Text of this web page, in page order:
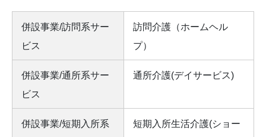
併設事業/訪問系サー
ビス
訪問介護（ホームヘル
プ）
併設事業/通所系サー
ビス
通所介護(デイサービス)
併設事業/短期入所系
短期入所生活介護(ショー